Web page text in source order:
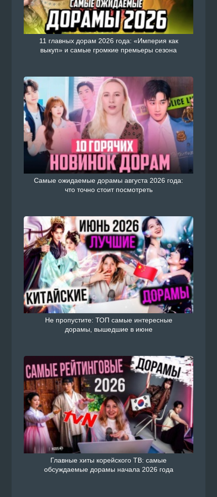
11 главных дорам 2026 года: «Империя как
выкуп» и самые громкие премьеры сезона
Самые ожидаемые дорамы августа 2026 года:
что точно стоит посмотреть
Не пропустите: ТОП самые интересные
дорамы, вышедшие в июне
Главные хиты корейского ТВ: самые
обсуждаемые дорамы начала 2026 года